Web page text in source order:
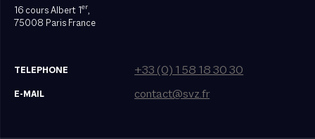
16 cours Albert 1er,
75008 Paris France
TELEPHONE +33 (0) 1 58 18 30 30
E-MAIL contact@svz.fr